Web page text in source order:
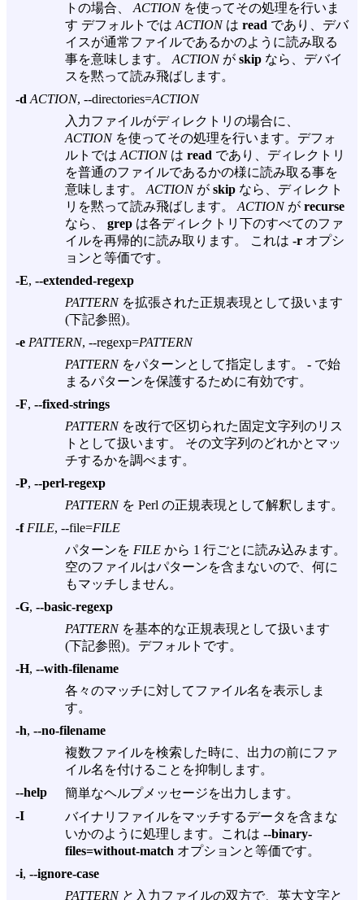
トの場合、 ACTIONを使ってその処理を行いま
す デフォルトでは ACTIONは read であり、デバ
イスが通常ファイルであるかのように読み取る
事を意味します。 ACTIONが skip なら、デバイ
スを黙って読み飛ばします。
-d ACTION, --directories=ACTION
入力ファイルがディレクトリの場合に、
ACTIONを使ってその処理を行います。デフォ
ルトでは ACTIONは read であり、ディレクトリ
を普通のファイルであるかの様に読み取る事を
意味します。 ACTIONが skip なら、ディレクト
リを黙って読み飛ばします。 ACTIONが recurse
なら、 grep は各ディレクトリ下のすべてのファ
イルを再帰的に読み取ります。 これは -r オプシ
ョンと等価です。
-E, --extended-regexp
PATTERNを拡張された正規表現として扱います
(下記参照)。
-e PATTERN, --regexp=PATTERN
PATTERNをパターンとして指定します。 - で始
まるパターンを保護するために有効です。
-F, --fixed-strings
PATTERNを改行で区切られた固定文字列のリス
トとして扱います。 その文字列のどれかとマッ
チするかを調べます。
-P, --perl-regexp
PATTERNを Perl の正規表現として解釈します。
-fFILE, --file=FILE
パターンを FILE から 1 行ごとに読み込みます。
空のファイルはパターンを含まないので、何に
もマッチしません。
-G, --basic-regexp
PATTERNを基本的な正規表現として扱います
(下記参照)。デフォルトです。
-H, --with-filename
各々のマッチに対してファイル名を表示しま
す。
-h, --no-filename
複数ファイルを検索した時に、出力の前にファ
イル名を付けることを抑制します。
--help
簡単なヘルプメッセージを出力します。
-I
バイナリファイルをマッチするデータを含まな
いかのように処理します。これは --binary-
files=without-match オプションと等価です。
-i, --ignore-case
PATTERNと入力ファイルの双方で、英大文字と